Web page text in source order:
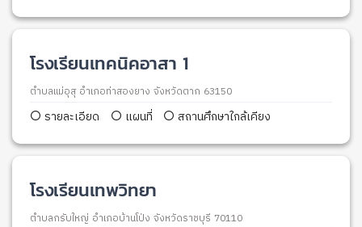
โรงเรียนเทคนิคอาสา 1
ตำบลแม่อุสุ อำเภอท่าสองยาง จังหวัดตาก 63150
รายละเอียด แผนที่ สถานศึกษาใกล้เคียง
โรงเรียนเทพวิทยา
ตำบลกรับใหญ่ อำเภอบ้านโป่ง จังหวัดราชบุรี 70110